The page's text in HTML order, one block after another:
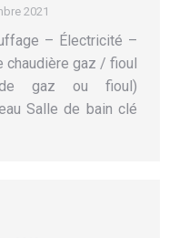
2021
– Électricité –
chaudière gaz / fioul
gaz ou fioul)
Salle de bain clé